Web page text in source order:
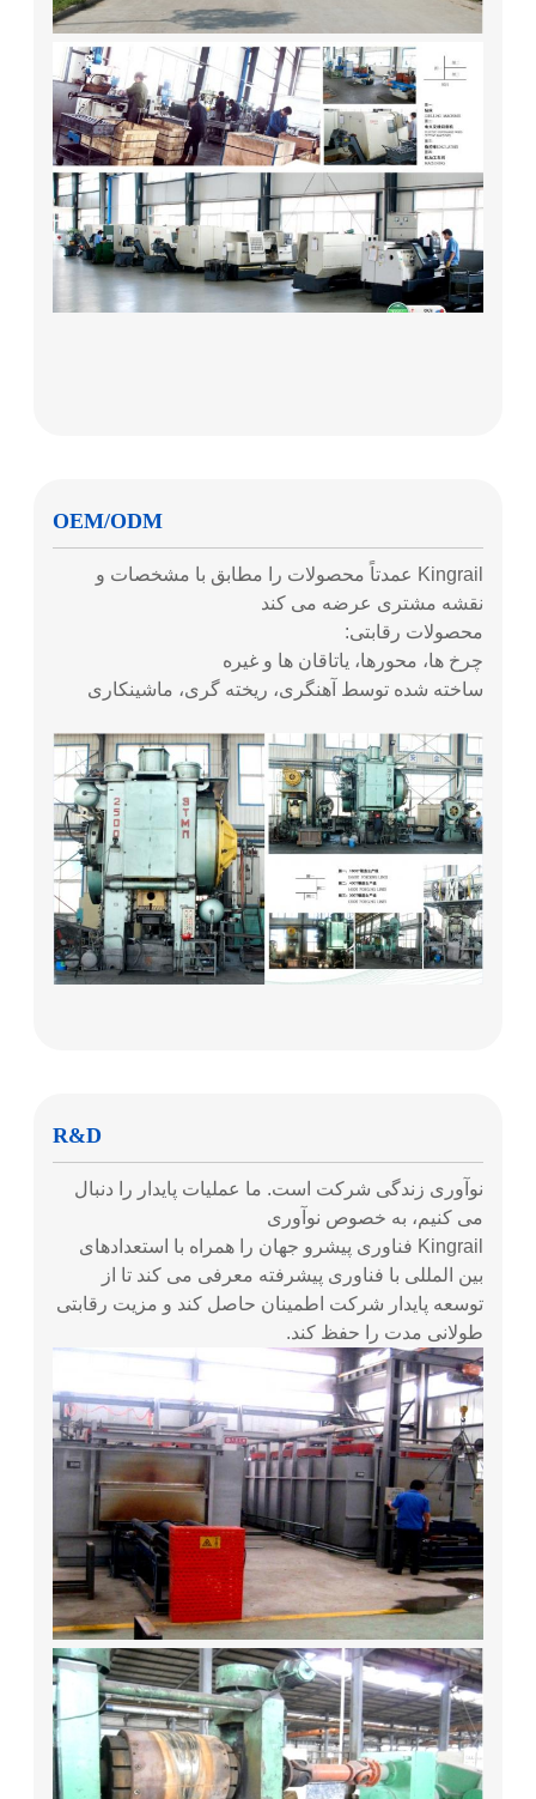
OEM/ODM
Kingrail عمدتاً محصولات را مطابق با مشخصات و
نقشه مشتری عرضه می کند
محصولات رقابتی:
چرخ ها، محورها، یاتاقان ها و غیره
ساخته شده توسط آهنگری، ریخته گری، ماشینکاری
R&D
نوآوری زندگی شرکت است. ما عملیات پایدار را دنبال
می کنیم، به خصوص نوآوری
Kingrail فناوری پیشرو جهان را همراه با استعدادهای
بین المللی با فناوری پیشرفته معرفی می کند تا از
توسعه پایدار شرکت اطمینان حاصل کند و مزیت رقابتی
طولانی مدت را حفظ کند.